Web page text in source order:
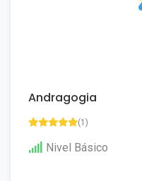
Andragogia
(1)
Nivel Básico